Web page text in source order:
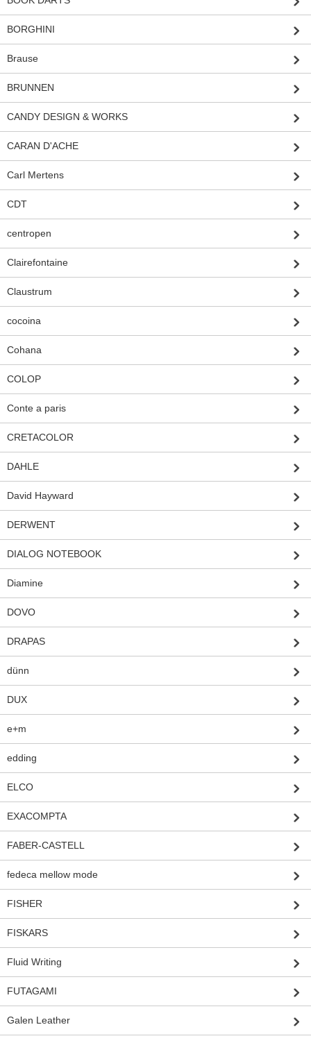
BORGHINI
Brause
BRUNNEN
CANDY DESIGN & WORKS
CARAN D'ACHE
Carl Mertens
CDT
centropen
Clairefontaine
Claustrum
cocoina
Cohana
COLOP
Conte a paris
CRETACOLOR
DAHLE
David Hayward
DERWENT
DIALOG NOTEBOOK
Diamine
DOVO
DRAPAS
dünn
DUX
e+m
edding
ELCO
EXACOMPTA
FABER-CASTELL
fedeca mellow mode
FISHER
FISKARS
Fluid Writing
FUTAGAMI
Galen Leather